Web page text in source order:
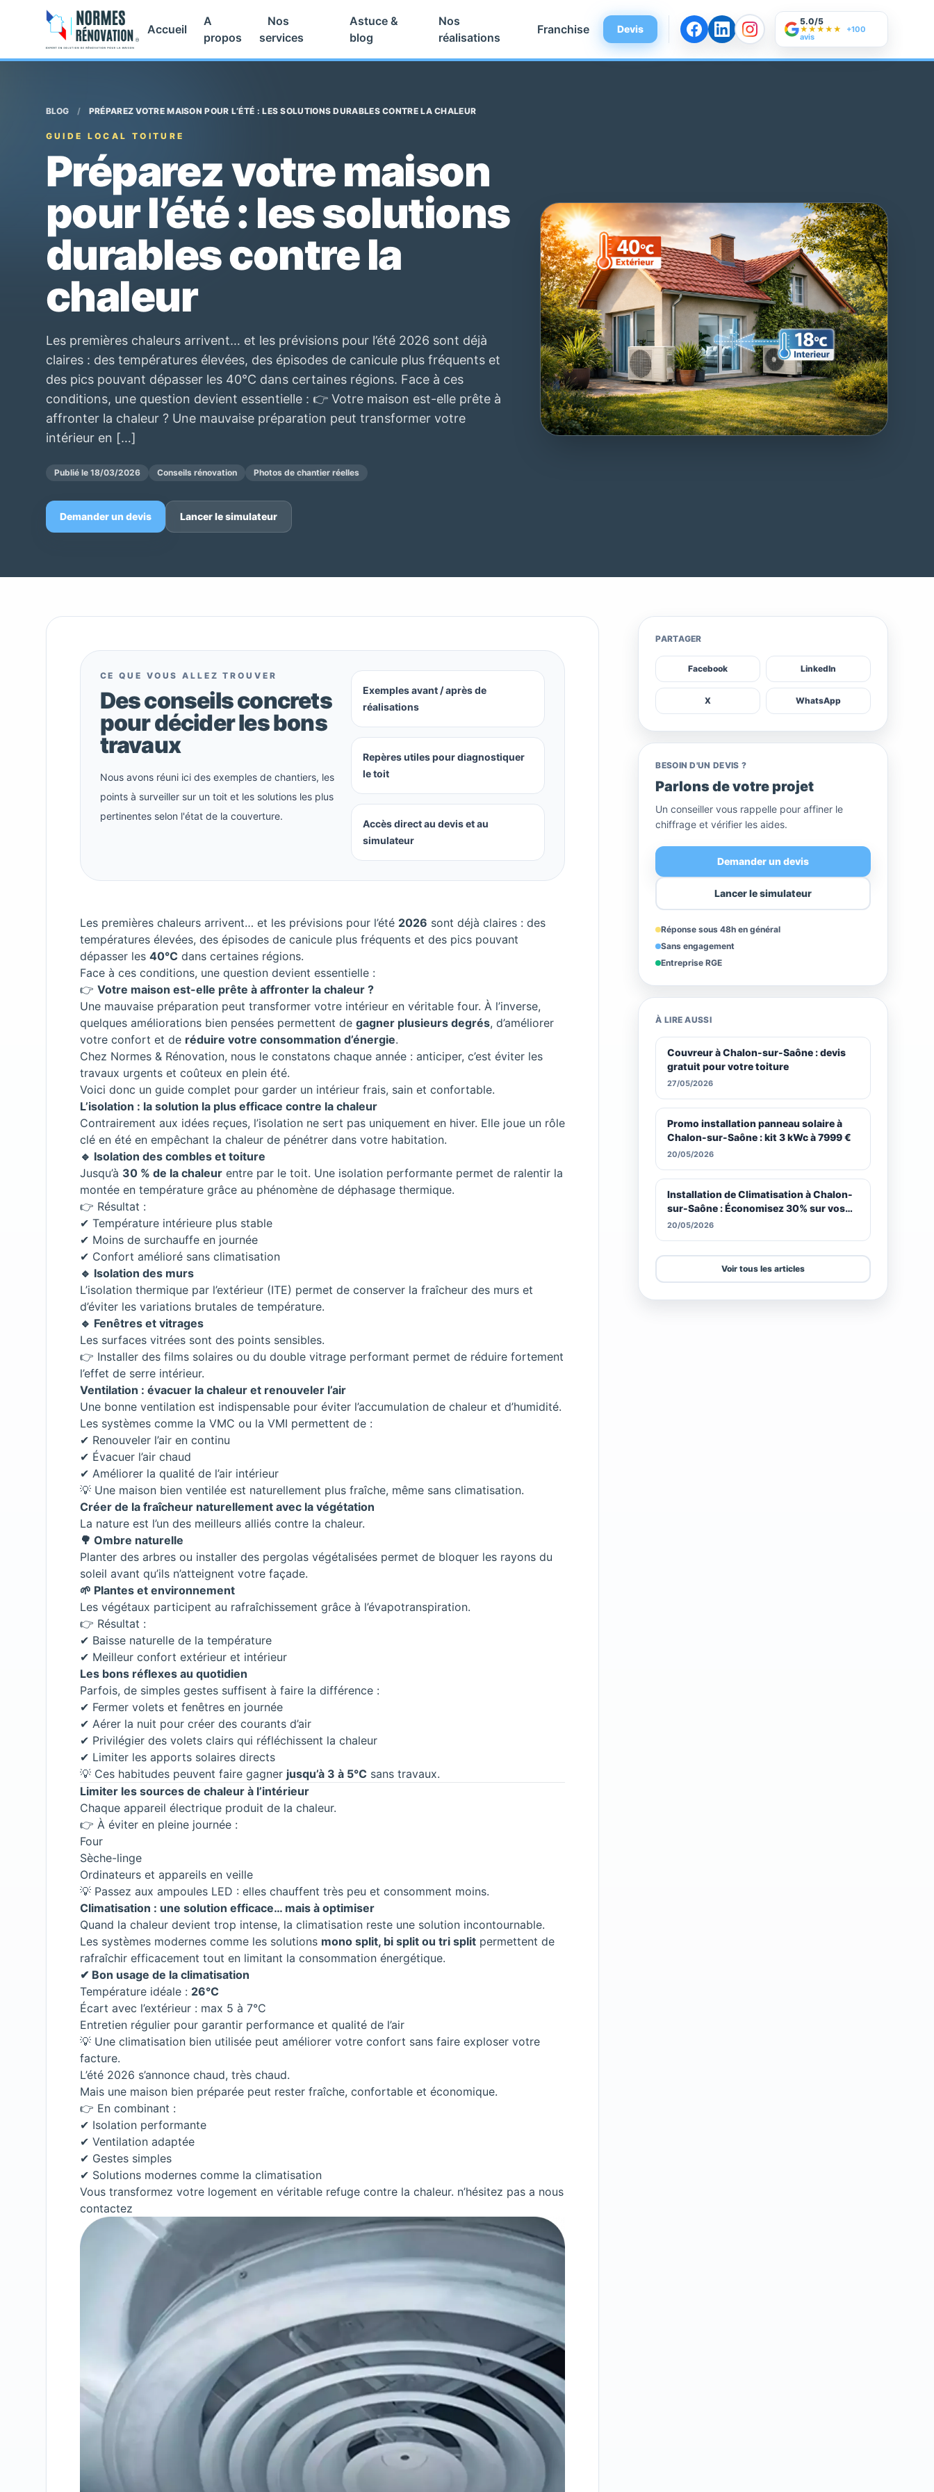
Accueil
A
propos
Nos
services
Astuce &
blog
Nos
réalisations
Franchise Devis
5.0/5
★★★★★ +100
avis
BLOG / PRÉPAREZ VOTRE MAISON POUR L’ÉTÉ : LES SOLUTIONS DURABLES CONTRE LA CHALEUR
GUIDE LOCAL TOITURE
Préparez votre maison
pour l’été : les solutions
durables contre la
chaleur
Les premières chaleurs arrivent… et les prévisions pour l’été 2026 sont déjà
claires : des températures élevées, des épisodes de canicule plus fréquents et
des pics pouvant dépasser les 40°C dans certaines régions. Face à ces
conditions, une question devient essentielle : 👉 Votre maison est-elle prête à
affronter la chaleur ? Une mauvaise préparation peut transformer votre
intérieur en […]
Publié le 18/03/2026 Conseils rénovation Photos de chantier réelles
Demander un devis Lancer le simulateur
CE QUE VOUS ALLEZ TROUVER
Des conseils concrets
pour décider les bons
travaux
Nous avons réuni ici des exemples de chantiers, les
points à surveiller sur un toit et les solutions les plus
pertinentes selon l'état de la couverture.
Exemples avant / après de
réalisations
Repères utiles pour diagnostiquer
le toit
Accès direct au devis et au
simulateur
Les premières chaleurs arrivent… et les prévisions pour l’été 2026 sont déjà claires : des
températures élevées, des épisodes de canicule plus fréquents et des pics pouvant
dépasser les 40°C dans certaines régions.
Face à ces conditions, une question devient essentielle :
👉 Votre maison est-elle prête à affronter la chaleur ?
Une mauvaise préparation peut transformer votre intérieur en véritable four. À l’inverse,
quelques améliorations bien pensées permettent de gagner plusieurs degrés, d’améliorer
votre confort et de réduire votre consommation d’énergie.
Chez Normes & Rénovation, nous le constatons chaque année : anticiper, c’est éviter les
travaux urgents et coûteux en plein été.
Voici donc un guide complet pour garder un intérieur frais, sain et confortable.
L’isolation : la solution la plus efficace contre la chaleur
Contrairement aux idées reçues, l’isolation ne sert pas uniquement en hiver. Elle joue un rôle
clé en été en empêchant la chaleur de pénétrer dans votre habitation.
🔹 Isolation des combles et toiture
Jusqu’à 30 % de la chaleurentre par le toit. Une isolation performante permet de ralentir la
montée en température grâce au phénomène de déphasage thermique.
👉 Résultat :
✔ Température intérieure plus stable
✔ Moins de surchauffe en journée
✔ Confort amélioré sans climatisation
🔹 Isolation des murs
L’isolation thermique par l’extérieur (ITE) permet de conserver la fraîcheur des murs et
d’éviter les variations brutales de température.
🔹 Fenêtres et vitrages
Les surfaces vitrées sont des points sensibles.
👉 Installer des films solaires ou du double vitrage performant permet de réduire fortement
l’effet de serre intérieur.
Ventilation : évacuer la chaleur et renouveler l’air
Une bonne ventilation est indispensable pour éviter l’accumulation de chaleur et d’humidité.
Les systèmes comme la VMC ou la VMI permettent de :
✔ Renouveler l’air en continu
✔ Évacuer l’air chaud
✔ Améliorer la qualité de l’air intérieur
💡 Une maison bien ventilée est naturellement plus fraîche, même sans climatisation.
Créer de la fraîcheur naturellement avec la végétation
La nature est l’un des meilleurs alliés contre la chaleur.
🌳 Ombre naturelle
Planter des arbres ou installer des pergolas végétalisées permet de bloquer les rayons du
soleil avant qu’ils n’atteignent votre façade.
🌱 Plantes et environnement
Les végétaux participent au rafraîchissement grâce à l’évapotranspiration.
👉 Résultat :
✔ Baisse naturelle de la température
✔ Meilleur confort extérieur et intérieur
Les bons réflexes au quotidien
Parfois, de simples gestes suffisent à faire la différence :
✔ Fermer volets et fenêtres en journée
✔ Aérer la nuit pour créer des courants d’air
✔ Privilégier des volets clairs qui réfléchissent la chaleur
✔ Limiter les apports solaires directs
💡 Ces habitudes peuvent faire gagner jusqu’à 3 à 5°C sans travaux.
Limiter les sources de chaleur à l’intérieur
Chaque appareil électrique produit de la chaleur.
👉 À éviter en pleine journée :
Four
Sèche-linge
Ordinateurs et appareils en veille
💡 Passez aux ampoules LED : elles chauffent très peu et consomment moins.
Climatisation : une solution efficace… mais à optimiser
Quand la chaleur devient trop intense, la climatisation reste une solution incontournable.
Les systèmes modernes comme les solutions mono split, bi split ou tri splitpermettent de
rafraîchir efficacement tout en limitant la consommation énergétique.
✔ Bon usage de la climatisation
Température idéale : 26°C
Écart avec l’extérieur : max 5 à 7°C
Entretien régulier pour garantir performance et qualité de l’air
💡 Une climatisation bien utilisée peut améliorer votre confort sans faire exploser votre
facture.
L’été 2026 s’annonce chaud, très chaud.
Mais une maison bien préparée peut rester fraîche, confortable et économique.
👉 En combinant :
✔ Isolation performante
✔ Ventilation adaptée
✔ Gestes simples
✔ Solutions modernes comme la climatisation
Vous transformez votre logement en véritable refuge contre la chaleur. n’hésitez pas a nous
contactez
PARTAGER
Facebook LinkedIn
X WhatsApp
BESOIN D'UN DEVIS ?
Parlons de votre projet
Un conseiller vous rappelle pour affiner le
chiffrage et vérifier les aides.
Demander un devis
Lancer le simulateur
Réponse sous 48h en général
Sans engagement
Entreprise RGE
À LIRE AUSSI
Couvreur à Chalon-sur-Saône : devis
gratuit pour votre toiture
27/05/2026
Promo installation panneau solaire à
Chalon-sur-Saône : kit 3 kWc à 7999 €
20/05/2026
Installation de Climatisation à Chalon-
sur-Saône : Économisez 30% sur vos
Factures
20/05/2026
Voir tous les articles